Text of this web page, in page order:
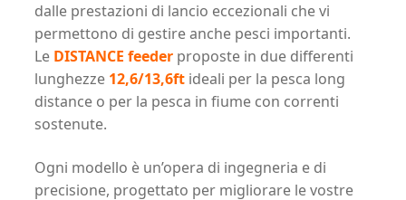
dalle prestazioni di lancio eccezionali che vi
permettono di gestire anche pesci importanti.
Le DISTANCE feeder proposte in due differenti
lunghezze 12,6/13,6ft ideali per la pesca long
distance o per la pesca in fiume con correnti
sostenute.
Ogni modello è un’opera di ingegneria e di
precisione, progettato per migliorare le vostre